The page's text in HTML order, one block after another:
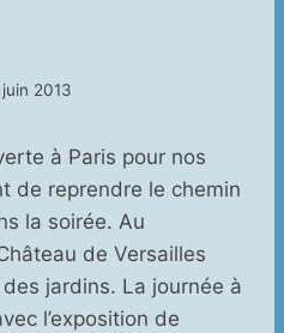
2013
à Paris pour nos
de reprendre le chemin
la soirée. Au
de Versailles
jardins. La journée à
l’exposition de